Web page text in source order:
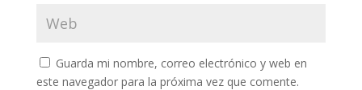
Guarda mi nombre, correo electrónico y web en
este navegador para la próxima vez que comente.